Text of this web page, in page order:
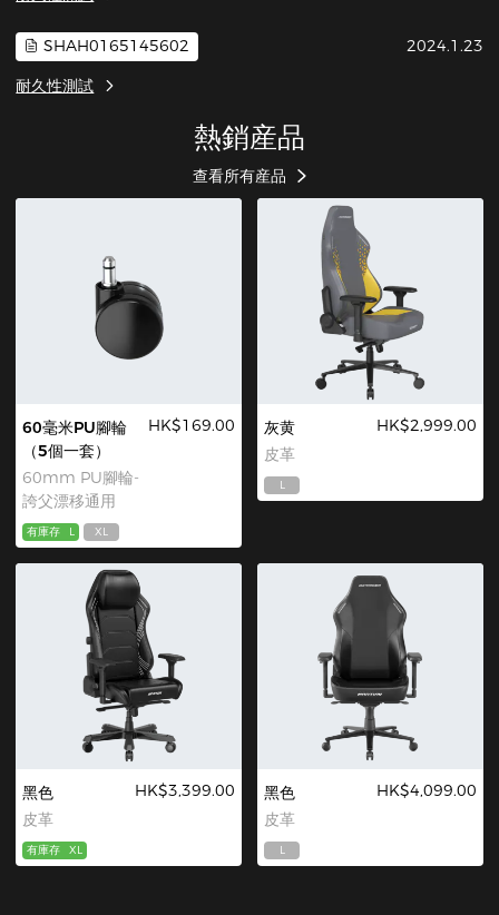
SHAH0165145602
耐久性測試
2024.1.23
熱銷産品
查看所有産品
60毫米PU腳輪
（5個一套）
60mm PU腳輪-
誇父漂移通用
HK$169.00
有庫存 L XL
灰黄
皮革
HK$2,999.00
L
黑色
皮革
HK$3,399.00
有庫存 XL
黑色
皮革
HK$4,099.00
L